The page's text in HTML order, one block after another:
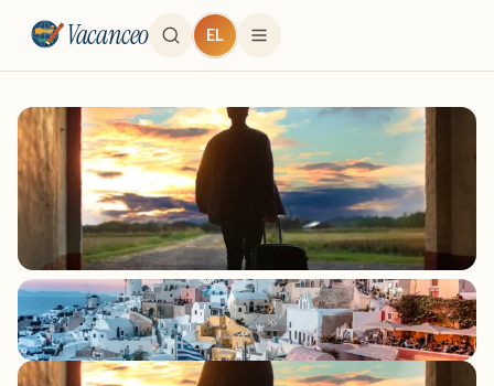
Vacanceo EL